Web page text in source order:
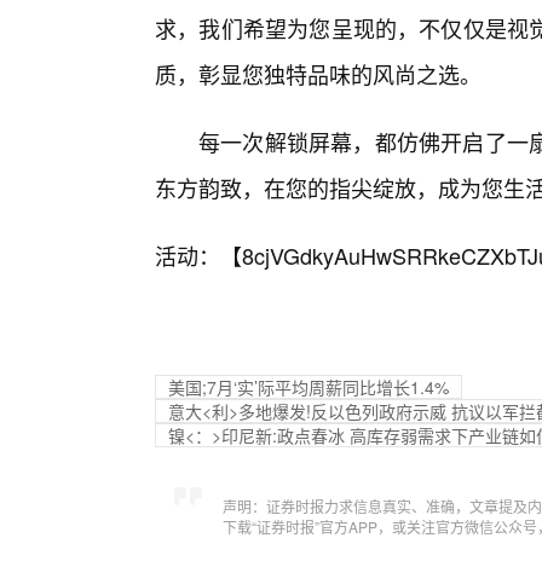
求，我们希望为您呈现的，不仅仅是
质，彰显您独特品味的风尚之选。
每一次解锁屏幕，都仿佛开启了一
东方韵致，在您的指尖绽放，成为您生
活动：【
美国;7月‘实’际平均周薪同比增长1.4%
意大<利>多地爆发!反以色列政府示威 抗议以军
镍<：>印尼新:政点春冰 高库存弱需求下产业链如
声明：证券时报力求信息真实、准确，文章提及
下载“证券时报”官方APP，或关注官方微信公众